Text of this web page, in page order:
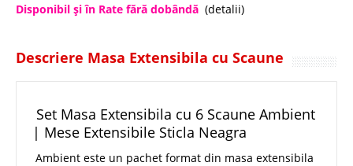
Disponibil şi în Rate fără dobândă (detalii)
Descriere Masa Extensibila cu Scaune
Set Masa Extensibila cu 6 Scaune Ambient
| Mese Extensibile Sticla Neagra
Ambient este un pachet format din masa extensibila